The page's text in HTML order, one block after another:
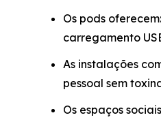
Os pods
carregamento
As instalações
pessoal sem
Os espaços